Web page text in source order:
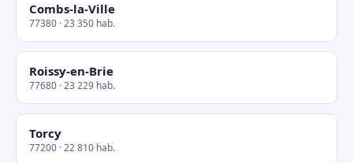
Combs-la-Ville
77380 · 23 350 hab.
Roissy-en-Brie
77680 · 23 229 hab.
Torcy
77200 · 22 810 hab.